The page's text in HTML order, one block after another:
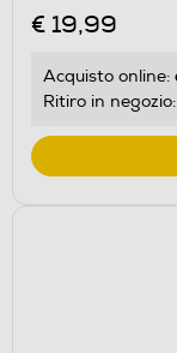
€ 19,99
Acquisto online:
Ritiro in negozio: